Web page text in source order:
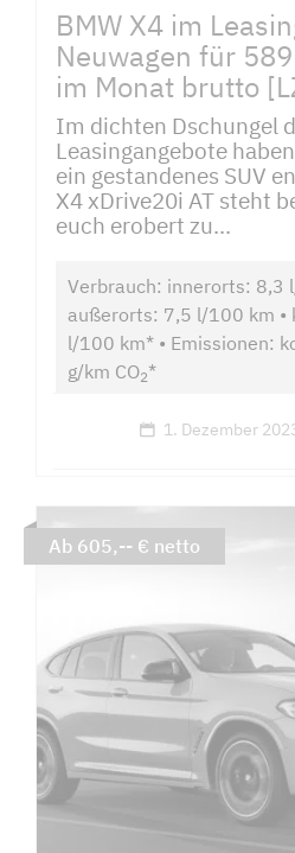
BMW X4 im
Neuwagen für
im Monat brutto
Im dichten Dschungel
Leasingangebote
ein gestandenes SUV
X4 xDrive20i AT steht
euch erobert zu...
Verbrauch: innerorts: 8,3
außerorts: 7,5 l/100 km •
l/100 km* • Emissionen:
g/km CO2*
1. Dezember
Ab 605,-- € netto